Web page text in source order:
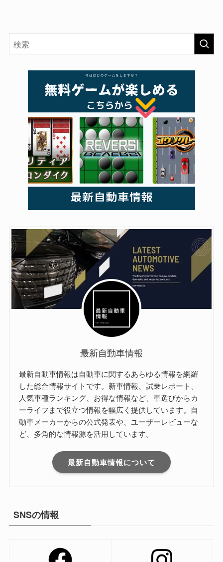
最新自動車情報
最新自動車情報は自動車に関するあらゆる情報を網羅
した総合情報サイトです。新車情報、試乗レポート、
人気車種ランキング、お得な情報など、車選びからカ
ーライフまで役立つ情報を幅広く提供しています。自
動車メーカーからの公式発表や、ユーザーレビューな
ど、多角的な情報源を活用しています。
最新自動車情報について
SNSの情報